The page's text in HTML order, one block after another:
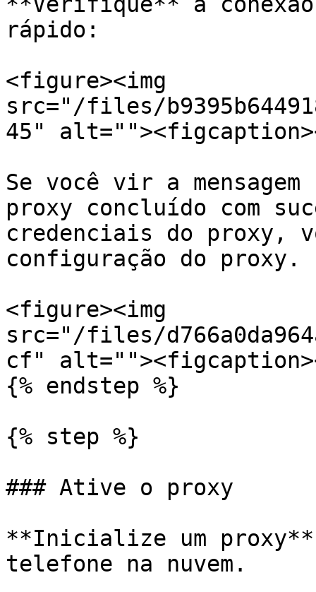
rápido:
<figure><img
src="/files/
45"
Se você vir a
proxy concluído com
credenciais do proxy,
configuração do proxy.
<figure><img
src="/files/
cf"
{% endstep %}
{% step %}
### Ative o proxy
**Inicialize um proxy**
telefone na nuvem.